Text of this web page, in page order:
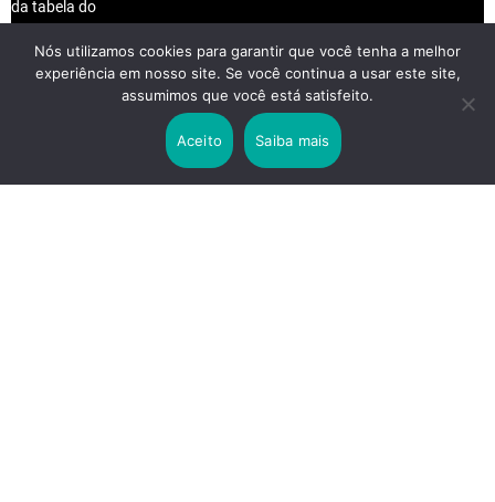
2 years ago
Lei Rouanet e Petrobras financiam evento em
que Lula pediu votos para Boulos
Nós utilizamos cookies para garantir que você tenha a melhor
experiência em nosso site. Se você continua a usar este site,
assumimos que você está satisfeito.
Aceito Saiba mais